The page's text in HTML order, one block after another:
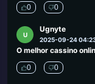
0 0
U
Ugnyte
2025-09-24
O melhor cassino
0 0